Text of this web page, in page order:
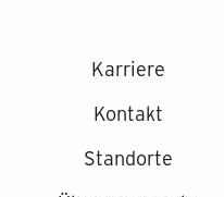
Karriere
Kontakt
Standorte